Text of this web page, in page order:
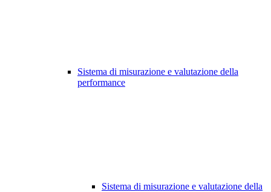
Sistema di misurazione e valutazione della
performance
Sistema di misurazione e valutazione della